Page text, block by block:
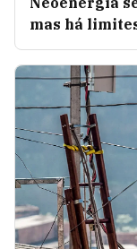
mas há